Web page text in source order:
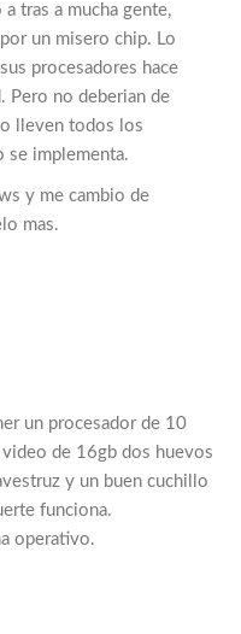
tras a mucha gente,
un misero chip. Lo
procesadores hace
Pero no deberian de
lleven todos los
se implementa.
y me cambio de
mas.
un procesador de 10
de 16gb dos huevos
y un buen cuchillo
funciona.
operativo.